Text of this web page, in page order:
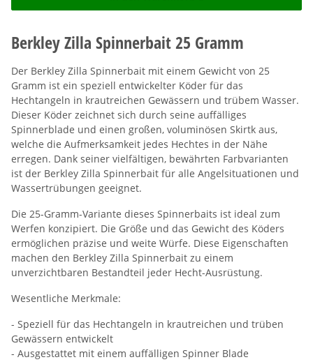
Berkley Zilla Spinnerbait 25 Gramm
Der Berkley Zilla Spinnerbait mit einem Gewicht von 25
Gramm ist ein speziell entwickelter Köder für das
Hechtangeln in krautreichen Gewässern und trübem Wasser.
Dieser Köder zeichnet sich durch seine auffälliges
Spinnerblade und einen großen, voluminösen Skirtk aus,
welche die Aufmerksamkeit jedes Hechtes in der Nähe
erregen. Dank seiner vielfältigen, bewährten Farbvarianten
ist der Berkley Zilla Spinnerbait für alle Angelsituationen und
Wassertrübungen geeignet.
Die 25-Gramm-Variante dieses Spinnerbaits ist ideal zum
Werfen konzipiert. Die Größe und das Gewicht des Köders
ermöglichen präzise und weite Würfe. Diese Eigenschaften
machen den Berkley Zilla Spinnerbait zu einem
unverzichtbaren Bestandteil jeder Hecht-Ausrüstung.
Wesentliche Merkmale:
- Speziell für das Hechtangeln in krautreichen und trüben
Gewässern entwickelt
- Ausgestattet mit einem auffälligen Spinner Blade